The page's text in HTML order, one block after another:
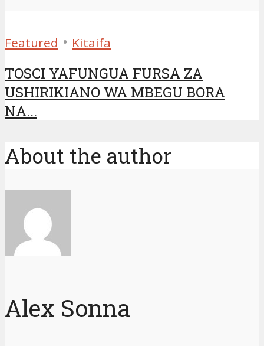
Featured • Kitaifa
TOSCI YAFUNGUA FURSA ZA
USHIRIKIANO WA MBEGU BORA
NA...
About the author
Alex Sonna